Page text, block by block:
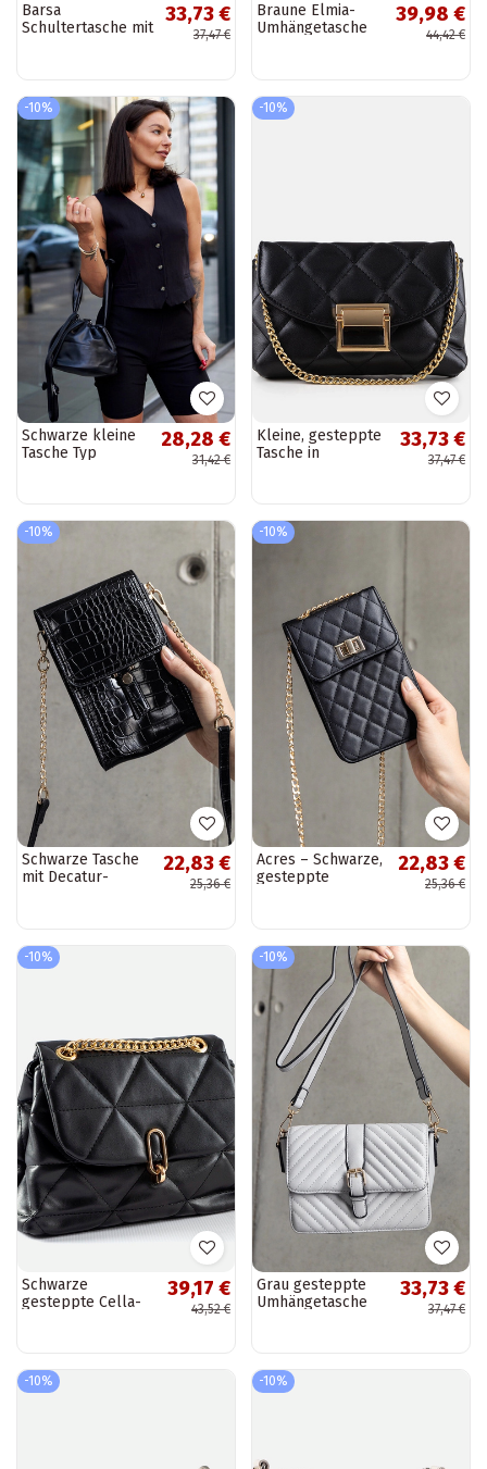
Barsa
Schultertasche mit
33,73 €
37,47 €
Braune Elmia-
Umhängetasche
39,98 €
44,42 €
-10%
Schwarze kleine
Tasche Typ
28,28 €
31,42 €
-10%
Kleine, gesteppte
Tasche in
33,73 €
37,47 €
-10%
Schwarze Tasche
mit Decatur-
22,83 €
25,36 €
-10%
Acres – Schwarze,
gesteppte
22,83 €
25,36 €
-10%
Schwarze
gesteppte Cella-
39,17 €
43,52 €
-10%
Grau gesteppte
Umhängetasche
33,73 €
37,47 €
-10% -10%